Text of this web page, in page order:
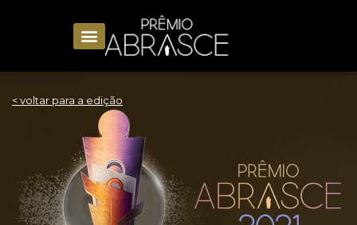
< voltar para a edição